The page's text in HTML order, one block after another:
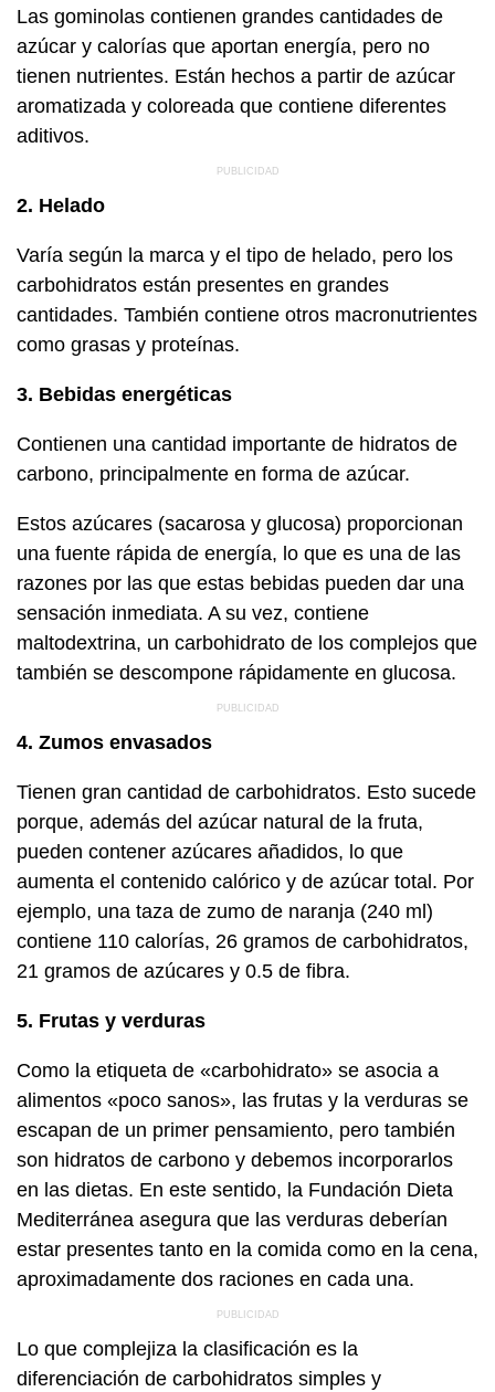
Las gominolas contienen grandes cantidades de
azúcar y calorías que aportan energía, pero no
tienen nutrientes. Están hechos a partir de azúcar
aromatizada y coloreada que contiene diferentes
aditivos.
2. Helado
Varía según la marca y el tipo de helado, pero los
carbohidratos están presentes en grandes
cantidades. También contiene otros macronutrientes
como grasas y proteínas.
3. Bebidas energéticas
Contienen una cantidad importante de hidratos de
carbono, principalmente en forma de azúcar.
Estos azúcares (sacarosa y glucosa) proporcionan
una fuente rápida de energía, lo que es una de las
razones por las que estas bebidas pueden dar una
sensación inmediata. A su vez, contiene
maltodextrina, un carbohidrato de los complejos que
también se descompone rápidamente en glucosa.
4. Zumos envasados
Tienen gran cantidad de carbohidratos. Esto sucede
porque, además del azúcar natural de la fruta,
pueden contener azúcares añadidos, lo que
aumenta el contenido calórico y de azúcar total. Por
ejemplo, una taza de zumo de naranja (240 ml)
contiene 110 calorías, 26 gramos de carbohidratos,
21 gramos de azúcares y 0.5 de fibra.
5. Frutas y verduras
Como la etiqueta de «carbohidrato» se asocia a
alimentos «poco sanos», las frutas y la verduras se
escapan de un primer pensamiento, pero también
son hidratos de carbono y debemos incorporarlos
en las dietas. En este sentido, la Fundación Dieta
Mediterránea asegura que las verduras deberían
estar presentes tanto en la comida como en la cena,
aproximadamente dos raciones en cada una.
Lo que complejiza la clasificación es la
diferenciación de carbohidratos simples y